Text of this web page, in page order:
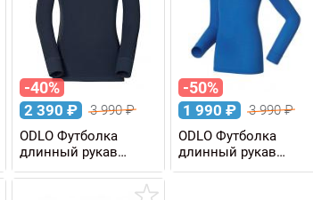
-40%
2 390 ₽ 3 990₽
ODLO Футболка
длинный рукав
ACTIVE WARM KIDS
детская
-50%
1 990 ₽ 3 990₽
ODLO Футболка
длинный рукав
ACTIVE WARM KIDS